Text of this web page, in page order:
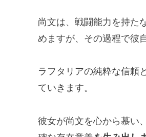
尚文は、戦闘能力を持た
めますが、その過程で彼
ラフタリアの純粋な信頼
ていきます。
彼女が尚文を心から慕い